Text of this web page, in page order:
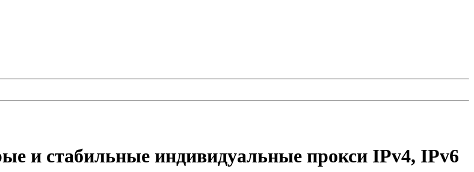
и стабильные индивидуальные прокси IPv4, IPv6